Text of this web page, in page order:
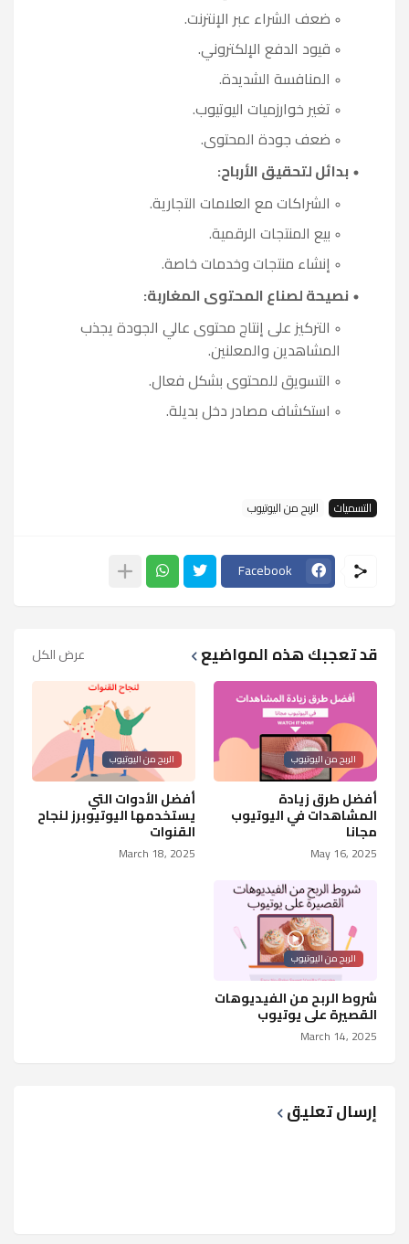
ضعف الشراء عبر الإنترنت.
قيود الدفع الإلكتروني.
المنافسة الشديدة.
تغير خوارزميات اليوتيوب.
ضعف جودة المحتوى.
بدائل لتحقيق الأرباح:
الشراكات مع العلامات التجارية.
بيع المنتجات الرقمية.
إنشاء منتجات وخدمات خاصة.
نصيحة لصناع المحتوى المغاربة:
التركيز على إنتاج محتوى عالي الجودة يجذب
المشاهدين والمعلنين.
التسويق للمحتوى بشكل فعال.
استكشاف مصادر دخل بديلة.
التسميات الربح من اليوتيوب
Facebook
قد تعجبك هذه المواضيع عرض الكل
الربح من اليوتيوب
أفضل طرق زيادة
المشاهدات في اليوتيوب
مجانا
May 16, 2025
الربح من اليوتيوب
أفضل الأدوات التي
يستخدمها اليوتيوبرز لنجاح
القنوات
March 18, 2025
الربح من اليوتيوب
شروط الربح من الفيديوهات
القصيرة على يوتيوب
March 14, 2025
إرسال تعليق